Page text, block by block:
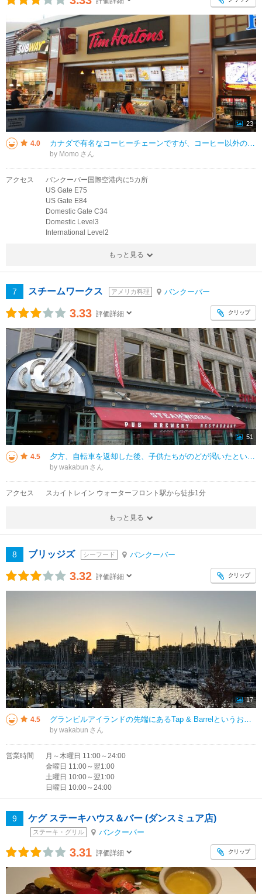
23
4.0
by Momo
アクセス
バンクーバー国際空港内に5カ所
US Gate E75
US Gate E84
Domestic Gate C34
Domestic Level3
International Level2
もっと見る
7 スチームワークス アメリカ料理 バンクーバー
3.33 評価詳細 クリップ
51
4.5
by wakabun
アクセス スカイトレイン ウォーターフロント駅から徒歩1分
もっと見る
8 ブリッジズ シーフード バンクーバー
3.32 評価詳細 クリップ
17
4.5
by wakabun
営業時間
月～木曜日 11:00～24:00
金曜日 11:00～翌1:00
土曜日 10:00～翌1:00
日曜日 10:00～24:00
9 ケグ ステーキハウス＆バー (ダンスミュア店)
ステーキ・グリル バンクーバー
3.31 評価詳細 クリップ